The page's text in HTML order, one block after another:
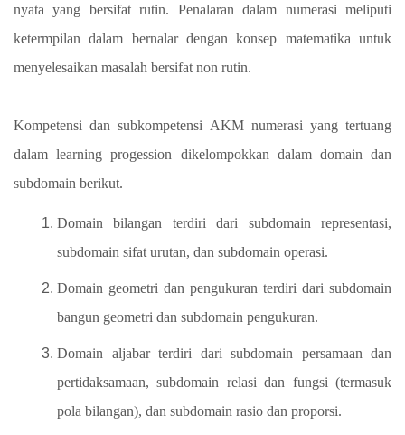
nyata yang bersifat rutin. Penalaran dalam numerasi meliputi
ketermpilan dalam bernalar dengan konsep matematika untuk
menyelesaikan masalah bersifat non rutin.
Kompetensi dan subkompetensi AKM numerasi yang tertuang
dalam learning progession dikelompokkan dalam domain dan
subdomain berikut.
Domain bilangan terdiri dari subdomain representasi,
subdomain sifat urutan, dan subdomain operasi.
Domain geometri dan pengukuran terdiri dari subdomain
bangun geometri dan subdomain pengukuran.
Domain aljabar terdiri dari subdomain persamaan dan
pertidaksamaan, subdomain relasi dan fungsi (termasuk
pola bilangan), dan subdomain rasio dan proporsi.